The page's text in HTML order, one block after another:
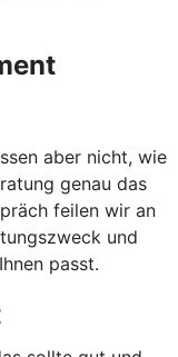
aber nicht, wie
genau das
feilen wir an
und
passt.